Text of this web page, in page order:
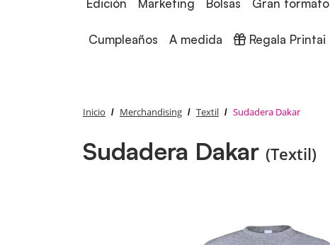
Edición Marketing Bolsas Gran formato
Cumpleaños A medida Regala Printai
Regala Printai
Inicio Merchandising Textil Sudadera Dakar
Sudadera Dakar (Textil)